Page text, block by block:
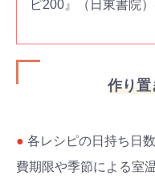
ピ200』（日東書院
作り置
● 各レシピの日持ち日
費期限や季節による室